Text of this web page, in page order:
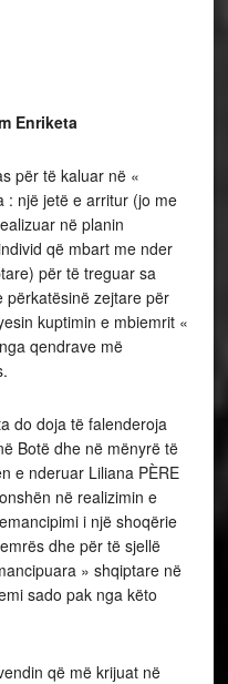
Enriketa
për të kaluar në «
: një jetë e arritur (jo me
në planin
që mbart me nder
për të treguar sa
përkatësinë zejtare për
kuptimin e mbiemrit «
qendrave më
do doja të falenderoja
Botë dhe në mënyrë të
e nderuar Liliana PÈRE
në realizimin e
i një shoqërie
dhe për të sjellë
» shqiptare në
sado pak nga këto
që më krijuat në